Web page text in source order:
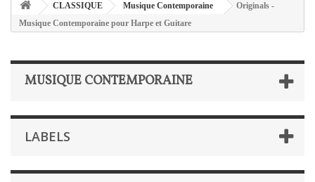
CLASSIQUE Musique Contemporaine
Originals -
Musique Contemporaine pour Harpe et Guitare
MUSIQUE CONTEMPORAINE
LABELS